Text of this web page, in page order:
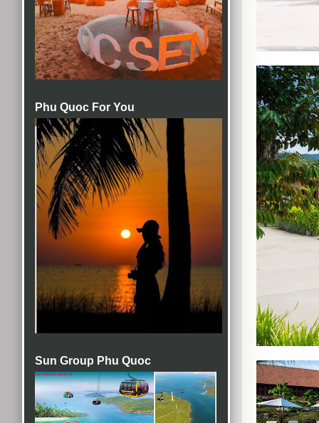
Phu Quoc For You
Sun Group Phu Quoc